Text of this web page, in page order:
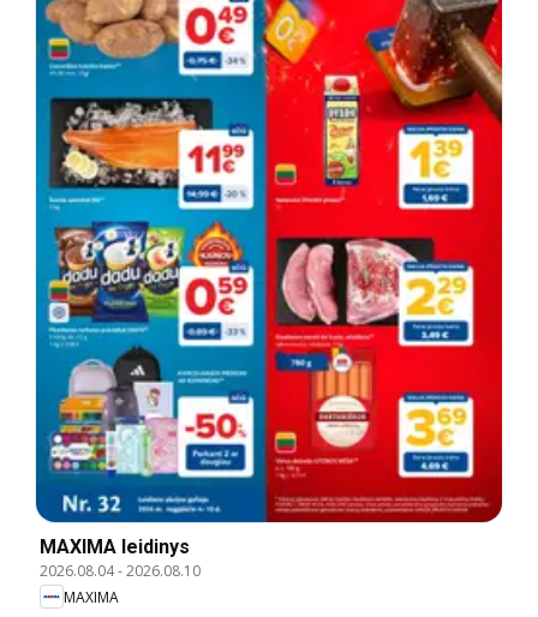
MAXIMA leidinys
2026.08.04-2026.08.10
MAXIMA